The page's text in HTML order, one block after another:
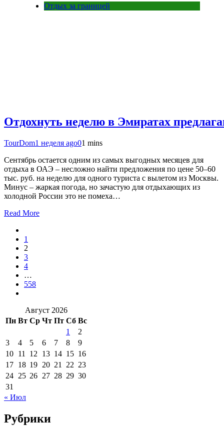
Отдых за границей
Отдохнуть неделю в Эмиратах
TourDom1 неделя ago01 mins
Сентябрь остается одним из самых выгодных месяцев для
отдыха в ОАЭ – несложно найти предложения по цене 50–60
тыс. руб. на неделю для одного туриста с вылетом из Москвы.
Минус – жаркая погода, но зачастую для отдыхающих из
холодной России это не помеха…
Read More
1
2
3
4
…
558
Август 2026
Пн Вт Ср Чт Пт Сб Вс
1
2
3
4 5 6 7 8
9
10 11 12 13 14 15 16
17 18 19 20 21 22 23
24 25 26 27 28 29 30
31
« Июл
Рубрики